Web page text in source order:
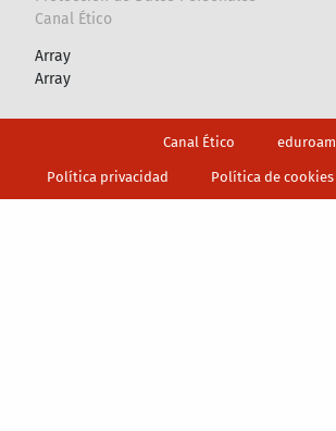
Canal Ético
Array
Array
Canal Ético eduroam
Política privacidad Política de cookies